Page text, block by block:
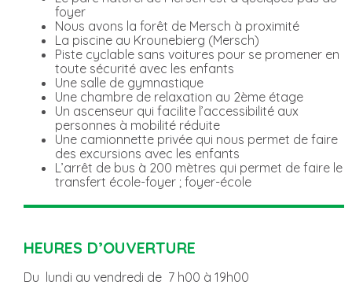
foyer
Nous avons la forêt de Mersch à proximité
La piscine au Krounebierg (Mersch)
Piste cyclable sans voitures pour se promener en
toute sécurité avec les enfants
Une salle de gymnastique
Une chambre de relaxation au 2ème étage
Un ascenseur qui facilite l’accessibilité aux
personnes à mobilité réduite
Une camionnette privée qui nous permet de faire
des excursions avec les enfants
L’arrêt de bus à 200 mètres qui permet de faire le
transfert école-foyer ; foyer-école
HEURES D’OUVERTURE
Du lundi au vendredi de 7 h00 à 19h00